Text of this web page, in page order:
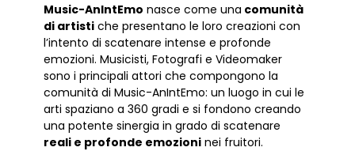
Music-AnIntEmo nasce come una comunità
di artistiche presentano le loro creazioni con
l’intento di scatenare intense e profonde
emozioni. Musicisti, Fotografi e Videomaker
sono i principali attori che compongono la
comunità di Music-AnIntEmo: un luogo in cui le
arti spaziano a 360 gradi e si fondono creando
una potente sinergia in grado di scatenare
reali e profonde emozioninei fruitori.